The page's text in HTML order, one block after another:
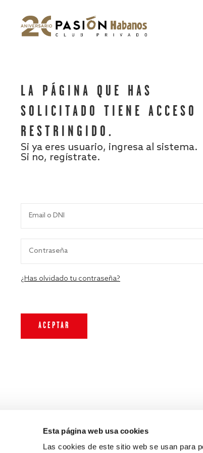
Esta página web usa cookies
Las cookies de este sitio web se usan para
LA PÁGINA QUE HAS
SOLICITADO TIENE ACCESO
RESTRINGIDO.
Si ya eres usuario, ingresa al sistema.
Si no, regístrate.
¿Has olvidado tu contraseña?